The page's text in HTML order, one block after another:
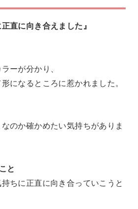
直に向き合えました』
ーが分かり、
になるところに惹かれました。
のか確かめたい気持ちがありま
と
ちに正直に向き合っていこうと